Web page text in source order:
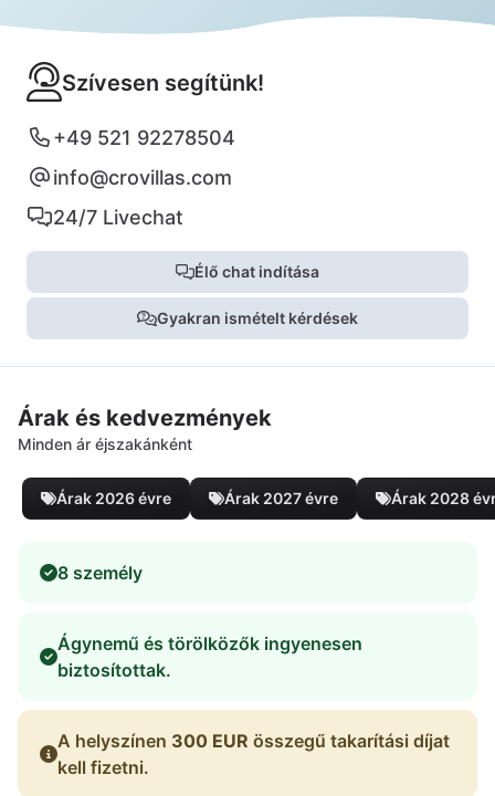
Szívesen segítünk!
+49 521 92278504
info@crovillas.com
24/7 Livechat
Élő chat indítása
Gyakran ismételt kérdések
Árak és kedvezmények
Minden ár éjszakánként
Árak 2026 évre Árak 2027 évre Árak 2028
8 személy
Ágynemű és törölközők ingyenesen
biztosítottak.
A helyszínen 300 EUR összegű takarítási díjat
kell fizetni.